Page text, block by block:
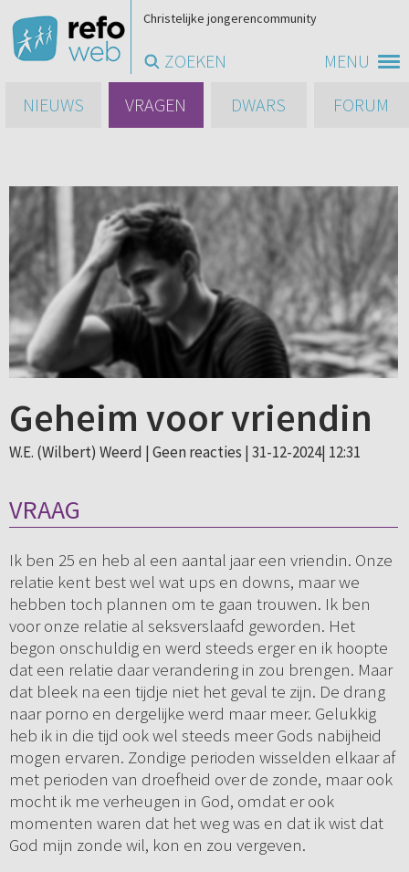
MENU
Christelijke jongerencommunity
ZOEKEN
NIEUWS
VRAGEN DWARS FORUM
Geheim voor vriendin
W.E. (Wilbert) Weerd | Geen reacties | 31-12-2024| 12:31
VRAAG
Ik ben 25 en heb al een aantal jaar een vriendin. Onze
relatie kent best wel wat ups en downs, maar we
hebben toch plannen om te gaan trouwen. Ik ben
voor onze relatie al seksverslaafd geworden. Het
begon onschuldig en werd steeds erger en ik hoopte
dat een relatie daar verandering in zou brengen. Maar
dat bleek na een tijdje niet het geval te zijn. De drang
naar porno en dergelijke werd maar meer. Gelukkig
heb ik in die tijd ook wel steeds meer Gods nabijheid
mogen ervaren. Zondige perioden wisselden elkaar af
met perioden van droefheid over de zonde, maar ook
mocht ik me verheugen in God, omdat er ook
momenten waren dat het weg was en dat ik wist dat
God mijn zonde wil, kon en zou vergeven.